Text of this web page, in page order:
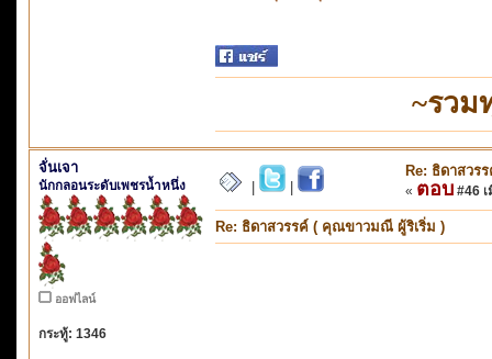
~รวม
จั่นเจา
นักกลอนระดับเพชรน้ำหนึ่ง
ออฟไลน์
กระทู้: 1346
Re: ธิดาสวร
« ตอบ #46
Re: ธิดาสวรรค์ ( คุณขาวมณี ผู้ริเริ่ม )